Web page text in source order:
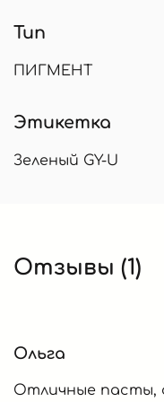
Тип
ПИГМЕНТ
Этикетка
Зеленый GY-U
Отзывы (1)
Ольга
Отличные пасты,